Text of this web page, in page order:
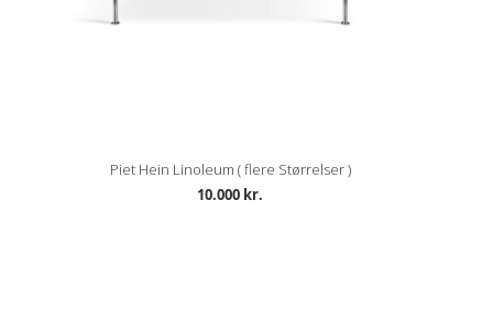
Piet Hein Linoleum ( flere Størrelser )
10.000 kr.